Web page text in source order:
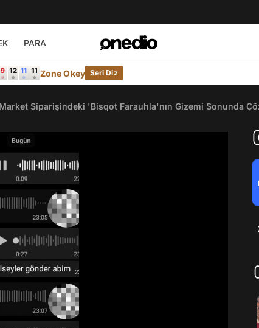
PARA
Zone Okey Seri Diz
Siparişindeki 'Bisqot Farauhla'nın Gizemi Sonunda